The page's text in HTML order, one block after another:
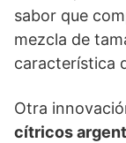
sabor que
mezcla de
característica
Otra
cítricos